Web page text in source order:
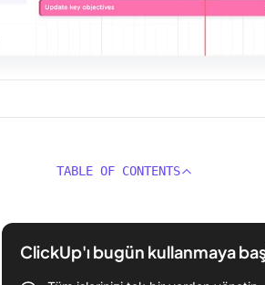
TABLE OF CONTENTS
ClickUp'ı bugün kullanmaya